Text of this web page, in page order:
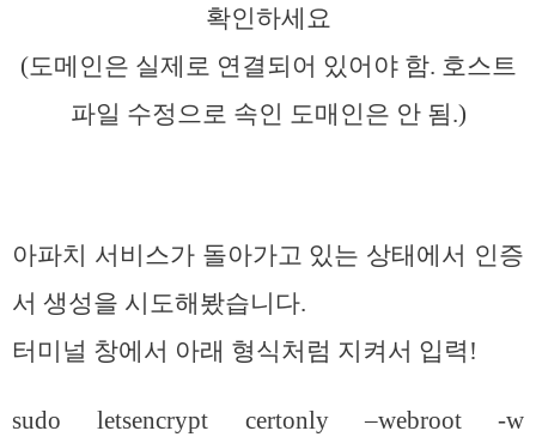
확인하세요
(도메인은 실제로 연결되어 있어야 함. 호스트
파일 수정으로 속인 도매인은 안 됨.)
아파치 서비스가 돌아가고 있는 상태에서 인증
서 생성을 시도해봤습니다.
터미널 창에서 아래 형식처럼 지켜서 입력!
sudo letsencrypt certonly –webroot -w